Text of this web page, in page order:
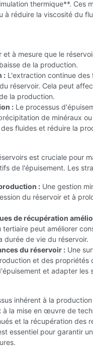
thermique**. Ces
à réduire la viscosité du
et à mesure que le
de la production.
: L'extraction continue des
réservoir. Cela peut
la production.
: Le processus
de minéraux
fluides et réduire la
est cruciale pour
de l'épuisement. Les
: Une gestion
du réservoir et à
de récupération
tertiaire peut améliorer
durée de vie du réservoir.
du réservoir : Une
et des propriétés
et adapter les
inhérent à la
à la mise en œuvre de
et la récupération des
essentiel pour garantir